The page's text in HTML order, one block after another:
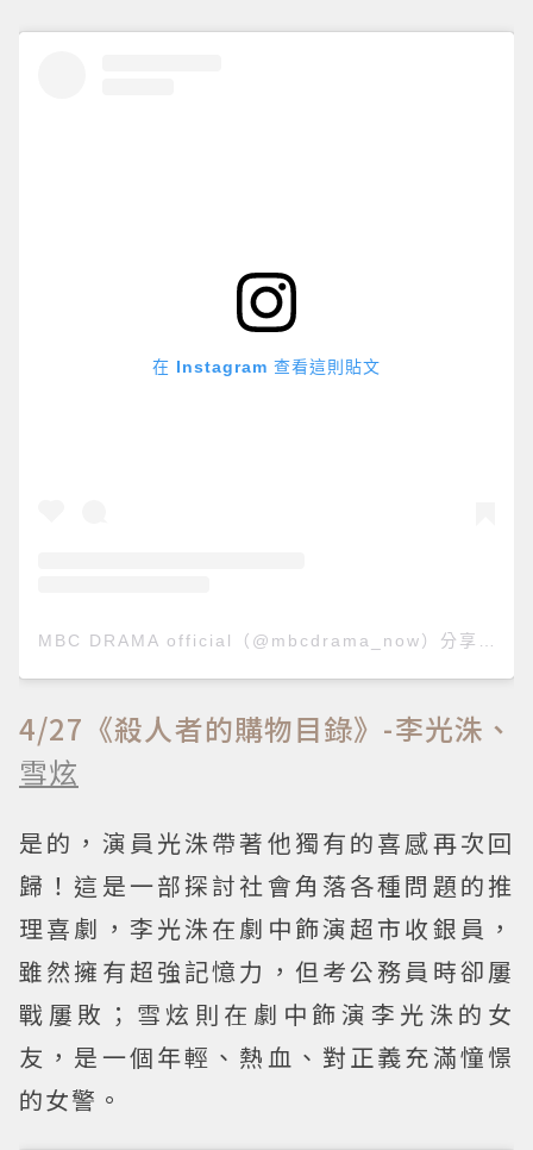
在 Instagram 查看這則貼文
MBC DRAMA official（@mbcdrama_now）分享的貼文
4/27《殺人者的購物目錄》-李光洙、
雪炫
是的，演員光洙帶著他獨有的喜感再次回
歸！這是一部探討社會角落各種問題的推
理喜劇，李光洙在劇中飾演超市收銀員，
雖然擁有超強記憶力，但考公務員時卻屢
戰屢敗；雪炫則在劇中飾演李光洙的女
友，是一個年輕、熱血、對正義充滿憧憬
的女警。